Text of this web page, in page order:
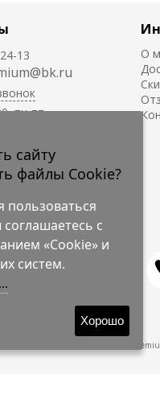
13
пн-пт
О
Shaik-Premium
Shaik-
сайту
файлы Cookie?
пользоваться
с
«Cookie» и
систем.
Хорошо